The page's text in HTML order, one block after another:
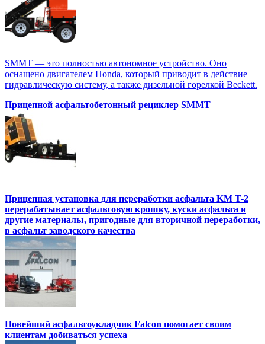
SMMT — это полностью автономное устройство. Оно
оснащено двигателем Honda, который приводит в действие
гидравлическую систему, а также дизельной горелкой Beckett.
Прицепной асфальтобетонный рециклер SMMT
Прицепная установка для переработки асфальта KM T-2
перерабатывает асфальтовую крошку, куски асфальта и
другие материалы, пригодные для вторичной переработки,
в асфальт заводского качества
Новейший асфальтоукладчик Falcon помогает своим
клиентам добиваться успеха